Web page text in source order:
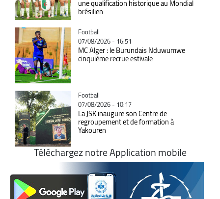
une qualification historique au Mondial
brésilien
Catégorie
Football
07/08/2026 - 16:51
MC Alger : le Burundais Nduwumwe
cinquième recrue estivale
Catégorie
Football
07/08/2026 - 10:17
La JSK inaugure son Centre de
regroupement et de formation à
Yakouren
Téléchargez notre Application mobile